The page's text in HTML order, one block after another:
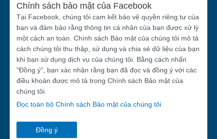
Chính sách bảo mật của Facebook
Tại Facebook, chúng tôi cam kết bảo vệ quyền riêng tư của
bạn và đảm bảo rằng thông tin cá nhân của bạn được xử lý
một cách an toàn. Chính sách Bảo mật của chúng tôi mô tả
cách chúng tôi thu thập, sử dụng và chia sẻ dữ liệu của bạn
khi bạn sử dụng dịch vụ của chúng tôi. Bằng cách nhấn
"Đồng ý", bạn xác nhận rằng bạn đã đọc và đồng ý với các
điều khoản được mô tả trong Chính sách Bảo mật của
chúng tôi.
Đọc toàn bộ Chính sách Bảo mật của chúng tôi
Đồng ý